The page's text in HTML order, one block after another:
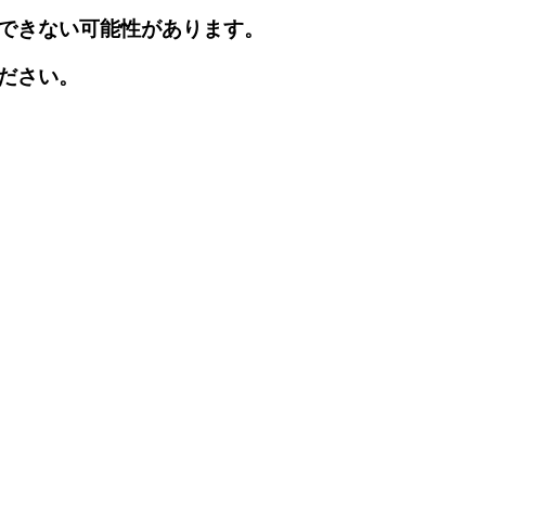
きない可能性があります。
さい。